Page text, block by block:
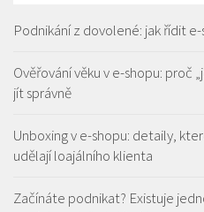
Podnikání z dovolené: jak řídit
Ověřování věku v e-shopu: proč
jít správně
Unboxing v e-shopu: detaily,
udělají loajálního klienta
Začínáte podnikat? Existuje